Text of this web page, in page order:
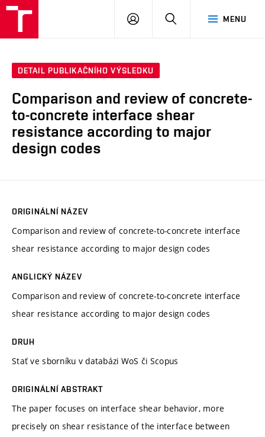
MENU
PŘIHLÁSIT
DETAIL PUBLIKAČNÍHO VÝSLEDKU
Comparison and review of concrete-
to-concrete interface shear
resistance according to major
design codes
ORIGINÁLNÍ NÁZEV
Comparison and review of concrete-to-concrete interface
shear resistance according to major design codes
ANGLICKÝ NÁZEV
Comparison and review of concrete-to-concrete interface
shear resistance according to major design codes
DRUH
Stať ve sborníku v databázi WoS či Scopus
ORIGINÁLNÍ ABSTRAKT
The paper focuses on interface shear behavior, more
precisely on shear resistance of the interface between